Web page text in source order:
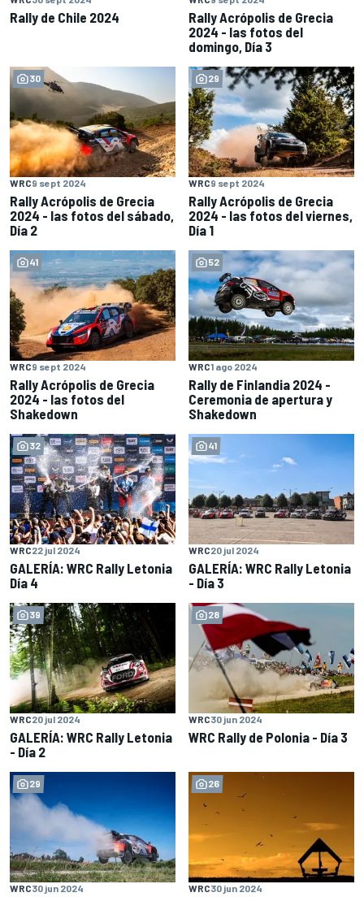
Rally de Chile 2024
Rally Acrópolis de Grecia
2024 - las fotos del
domingo, Día 3
30
WRC9 sept 2024
Rally Acrópolis de Grecia
2024 - las fotos del sábado,
Día 2
29
WRC9 sept 2024
Rally Acrópolis de Grecia
2024 - las fotos del viernes,
Día 1
41
WRC9 sept 2024
Rally Acrópolis de Grecia
2024 - las fotos del
Shakedown
52
WRC1 ago 2024
Rally de Finlandia 2024 -
Ceremonia de apertura y
Shakedown
32
WRC22 jul 2024
GALERÍA: WRC Rally Letonia
Día 4
41
WRC20 jul 2024
GALERÍA: WRC Rally Letonia
- Día 3
39
WRC20 jul 2024
GALERÍA: WRC Rally Letonia
- Día 2
28
WRC30 jun 2024
WRC Rally de Polonia - Día 3
29
WRC30 jun 2024
26
WRC30 jun 2024